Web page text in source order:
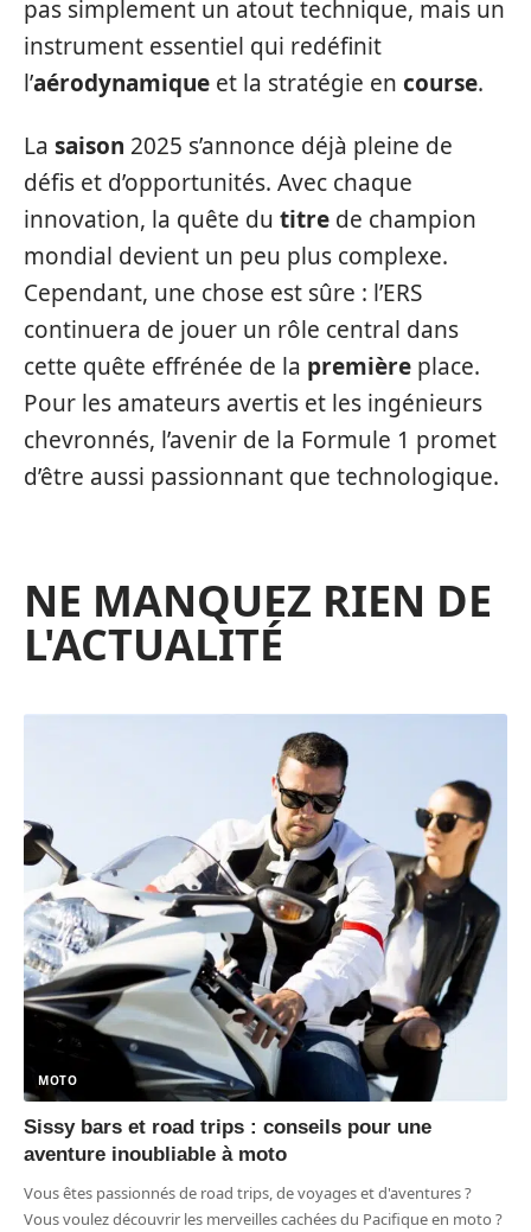
pas simplement un atout technique, mais un
instrument essentiel qui redéfinit
l’aérodynamique et la stratégie en course.
La saison 2025 s’annonce déjà pleine de
défis et d’opportunités. Avec chaque
innovation, la quête du titre de champion
mondial devient un peu plus complexe.
Cependant, une chose est sûre : l’ERS
continuera de jouer un rôle central dans
cette quête effrénée de la première place.
Pour les amateurs avertis et les ingénieurs
chevronnés, l’avenir de la Formule 1 promet
d’être aussi passionnant que technologique.
NE MANQUEZ RIEN DE
L'ACTUALITÉ
MOTO
Sissy bars et road trips : conseils pour une
aventure inoubliable à moto
Vous êtes passionnés de road trips, de voyages et d'aventures ?
Vous voulez découvrir les merveilles cachées du Pacifique en moto ?